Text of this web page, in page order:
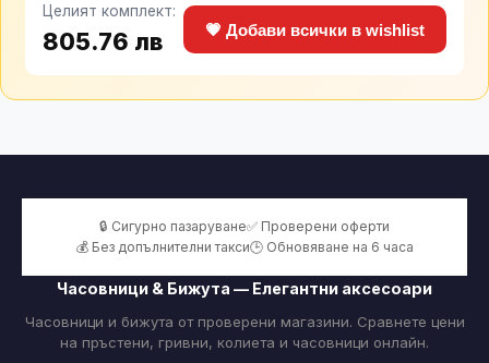
Целият комплект:
805.76 лв 💗 Добави всички в wishlist
🔒 Сигурно пазаруване✅ Проверени оферти
💰 Без допълнителни такси🕒 Обновяване на 6 часа
Часовници & Бижута — Елегантни аксесоари
Часовници и бижута от проверени магазини. Сравнете цени
на пръстени, гривни, колиета и часовници онлайн.